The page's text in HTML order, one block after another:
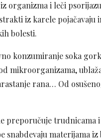
organizma i leči
iz karele pojačavaju
bolesti.
konzumiranje soka
mikroorganizama,
rana… Od
preporučuje trudnicama
snabdevaju materijama